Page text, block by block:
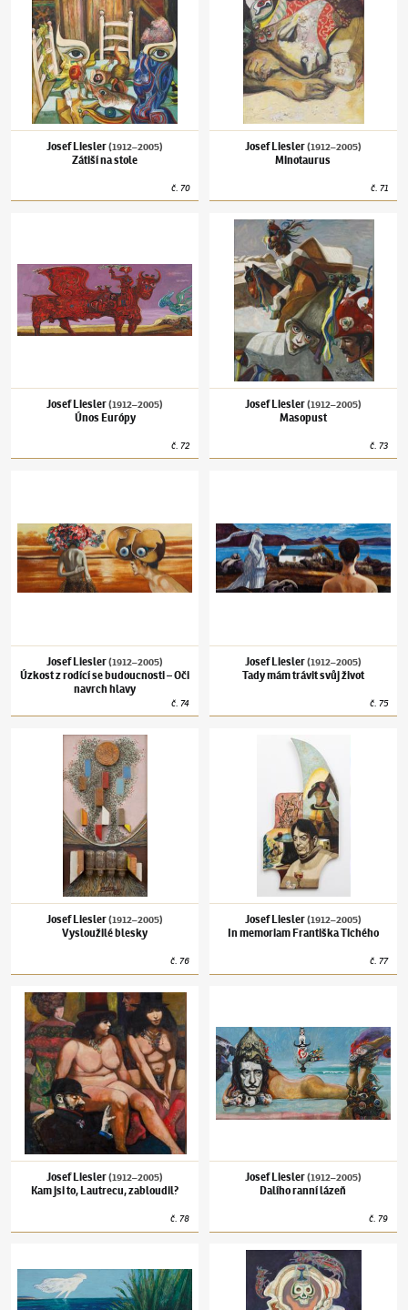
Josef Liesler(1912–2005)
Zátiší na stole
č.70
Josef Liesler(1912–2005)
Minotaurus
č.71
Josef Liesler(1912–2005)
Únos Európy
č.72
Josef Liesler(1912–2005)Masopust
Josef Liesler(1912–2005)
Masopust
č.73
Josef Liesler(1912–2005)
Úzkost z rodící se budoucnosti – Oči
navrch hlavy
č.74
Josef Liesler(1912–2005)
Tady mám trávit svůj život
č.75
Josef Liesler(1912–2005)Vysloužilé blesky
Josef Liesler(1912–2005)
Vysloužilé blesky
č.76
(1912–2005)
Josef Liesler(1912–2005)
In memoriam Františka Tichého
č.77
Josef Liesler(1912–2005)Kam jsi to, Lautrecu, zabloudil?
Josef Liesler(1912–2005)
Kam jsi to, Lautrecu, zabloudil?
č.78
Josef Liesler(1912–2005)
Dalího ranní lázeň
č.79
Josef Liesler(1912–2005)E. A. Poe